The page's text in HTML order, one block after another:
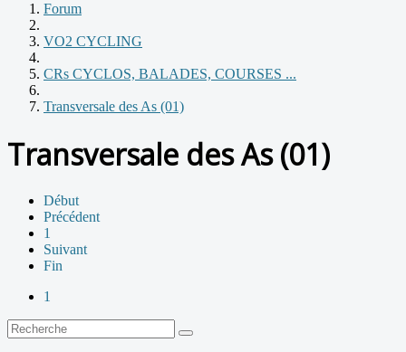
Forum
VO2 CYCLING
CRs CYCLOS, BALADES, COURSES ...
Transversale des As (01)
Transversale des As (01)
Début
Précédent
1
Suivant
Fin
1